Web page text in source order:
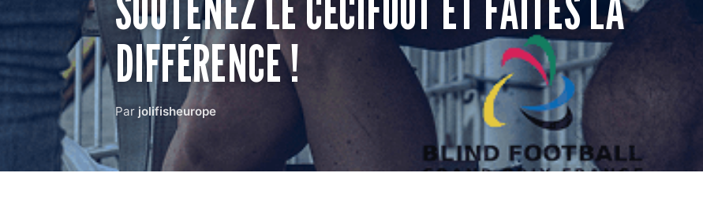
DIFFÉRENCE !
Par jolifisheurope